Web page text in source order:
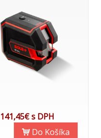
141,45€ s DPH
Do Košíka